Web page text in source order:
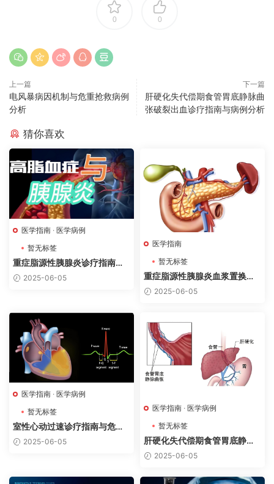
0 0
上一篇
电风暴病因机制与危重抢救病例
分析
下一篇
肝硬化失代偿期食管胃底静脉曲
张破裂出血诊疗指南与病例分析
猜你喜欢
医学指南 · 医学病例
暂无标签
重症脂源性胰腺炎诊疗指南与
抢救病例分析
2025-06-05
医学指南
暂无标签
重症脂源性胰腺炎血浆置换指
征指南（2025）
2025-06-05
医学指南 · 医学病例
暂无标签
室性心动过速诊疗指南与危重
抢救病例分析
2025-06-05
医学指南 · 医学病例
暂无标签
肝硬化失代偿期食管胃底静脉
曲张破裂出血诊疗指南与病例
2025-06-05